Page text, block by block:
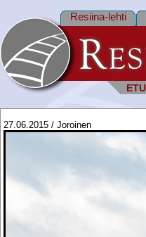
Resiina-lehti
27.06.2015 / Joroinen